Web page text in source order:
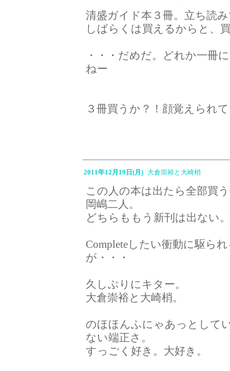
清盛ガイド本３冊。立ち読
しばらくは買えるからと、
・・・だめだ。どれか一冊
ねー
３冊買うか？！顔覚えられ
2011年12月19日(月) 大倉崇裕と大崎梢
この人の本は出たら全部買
岡嶋二人。
どちらももう新刊は出ない
Completeしたい衝動に駆ら
が・・・
久しぶりにキター。
大倉崇裕と大崎梢。
のほほんふにゃあっとして
ない端正さ。
すっごく好き。大好き。